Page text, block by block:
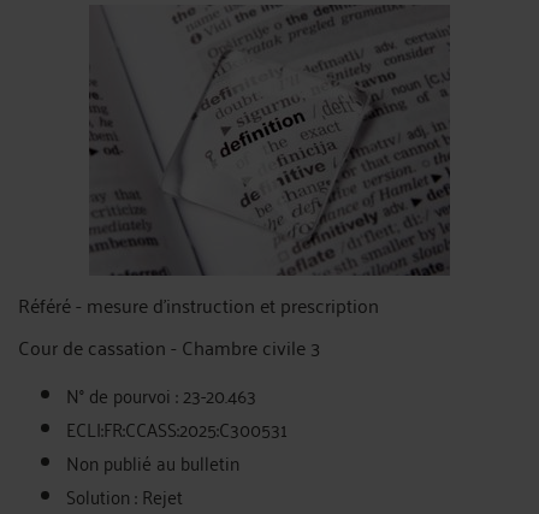
Référé - mesure d'instruction et prescription
Cour de cassation - Chambre civile 3
N° de pourvoi : 23-20.463
ECLI:FR:CCASS:2025:C300531
Non publié au bulletin
Solution : Rejet